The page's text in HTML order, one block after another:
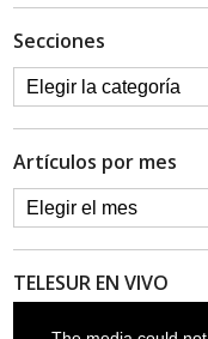
Secciones
Artículos por mes
TELESUR EN VIVO